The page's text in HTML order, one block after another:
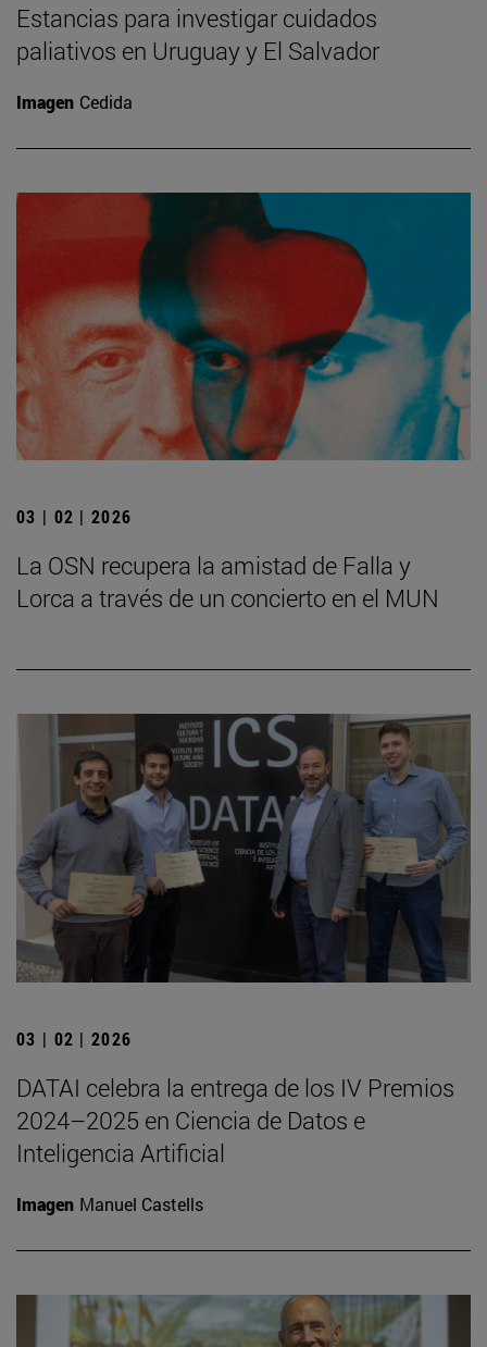
Estancias para investigar cuidados
paliativos en Uruguay y El Salvador
Imagen Cedida
03 | 02 | 2026
La OSN recupera la amistad de Falla y
Lorca a través de un concierto en el MUN
03 | 02 | 2026
DATAI celebra la entrega de los IV Premios
2024–2025 en Ciencia de Datos e
Inteligencia Artificial
Imagen Manuel Castells